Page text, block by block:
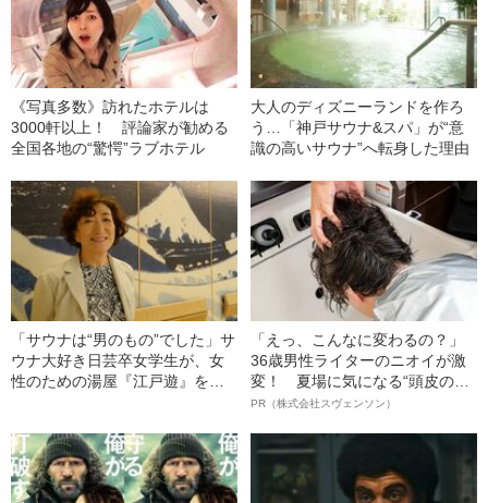
《写真多数》訪れたホテルは
3000軒以上！ 評論家が勧める
全国各地の“驚愕”ラブホテル
大人のディズニーランドを作ろ
う…「神戸サウナ&スパ」が“意
識の高いサウナ”へ転身した理由
「サウナは“男のもの”でした」サ
ウナ大好き日芸卒女学生が、女
性のための湯屋『江戸遊』を創
「えっ、こんなに変わるの？」
36歳男性ライターのニオイが激
変！ 夏場に気になる“頭皮のニ
オイ”や“ベタつき”を解消す
ト”が生み出した徹底ケアとは
PR（株式会社スヴェンソン）